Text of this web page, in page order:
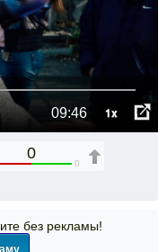
09:46 1x
0
0
без рекламы!